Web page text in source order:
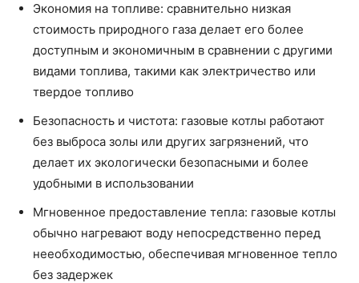
Экономия на топливе: сравнительно низкая
стоимость природного газа делает его более
доступным и экономичным в сравнении с другими
видами топлива, такими как электричество или
твердое топливо
Безопасность и чистота: газовые котлы работают
без выброса золы или других загрязнений, что
делает их экологически безопасными и более
удобными в использовании
Мгновенное предоставление тепла: газовые котлы
обычно нагревают воду непосредственно перед
нееобходимостью, обеспечивая мгновенное тепло
без задержек